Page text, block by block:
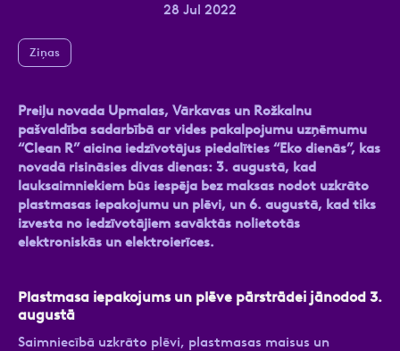
28 Jul 2022
Ziņas
Preiļu novada Upmalas, Vārkavas un Rožkalnu
pašvaldība sadarbībā ar vides pakalpojumu uzņēmumu
“Clean R” aicina iedzīvotājus piedalīties “Eko dienās”, kas
novadā risināsies divas dienas: 3. augustā, kad
lauksaimniekiem būs iespēja bez maksas nodot uzkrāto
plastmasas iepakojumu un plēvi, un 6. augustā, kad tiks
izvesta no iedzīvotājiem savāktās nolietotās
elektroniskās un elektroierīces.
Plastmasa iepakojums un plēve pārstrādei jānodod 3.
augustā
Saimniecībā uzkrāto plēvi, plastmasas maisus un
Atzīmējiet, ka piekrītat personas datu
apstrādei.Vairāk